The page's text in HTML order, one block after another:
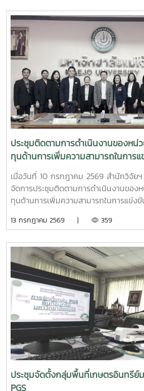
ความคืบหน้าการดำเนินโครงการการพัฒ
ควายเพื่อประโยชน์ทางการแพทย์ โดยมีรอ
ยศ สัมฤทธิ์สกุล รองอธิการบดีมหาวิทยาลั
แทนมหาวิทยาลัยกล่าวต้อนรับ โครงการดั
มือระหว่างสำนักงาน ป.ป.ส. และมหาวิทย
โครงการแผนงานบูรณาการการวิจัย พั
เห็ดขี้ควายในประเทศไทย เพื่อใช้ประโยช
ระบบควบคุมของรัฐ ตามมาตรการควบ
กำหนดพื้นที่ทดลองเพาะปลูกและสกัดสาร
พืชเห็ดขี้ควายเพื่อประโยชน์ในการศึกษ
ประชุม 2 ชั้น 2 อาคารจุฬาภรณ์ คณะวิทย
แม่โจ้
ประชุมติดตามการดำเนินงานของหน่
ทุนด้านการเพิ่มความสามารถในการ
เมื่อวันที่ 10 กรกฎาคม 2569 สำนักวิจัย
จัดการประชุมติดตามการดำเนินงานของ
ทุนด้านการเพิ่มความสามารถในการแข่ง
แข่งขันและการพัฒนาพื้นที่ (องค์การมหา
ศาสตราจารย์ ดร.สุบรรณ ฝอยกลาง รอ
และส่งเสริมวิชาการการเกษตร ฝ่ายวิจัย
ต้อนรับและแนะนำมหาวิทยาลัยแม่โจ้แก่คณะ
นี้ดร.อัญชัญ ชมภูพวง รองผู้อำนวยการห
ทุนด้านการเพิ่มความสามารถในการแข่ง
กรอบการดำเนินงานของหน่วยบริหารแล
การดำเนินงานของมหาวิทยาลัยแม่โจ้ใน
– 2568 และการนำเสนอความก้าวหน้าโคร
สนับสนุนทุนจากหน่วยบริหารและจัดการ
สามารถในการแข่งขัน ณ ห้องประชุมรว
มหาวิทยาลัย มหาวิทยาลัยแม่โจ้ซึ่งการนำ
โครงการวิจัยที่ได้รับการสนับสนุนทุนจากห
13 กรกฎาคม 2569 | 359
ประชุมจัดตั้งกลุ่มพื้นที่เกษตรอินทรีย์
PGS